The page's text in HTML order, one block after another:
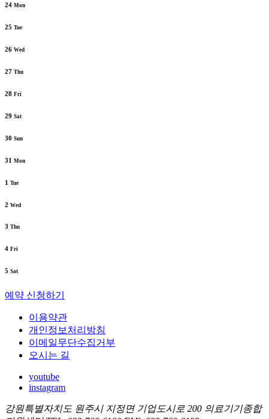
24 Mon
25 Tue
26 Wed
27 Thu
28 Fri
29 Sat
30 Sun
31 Mon
1 Tue
2 Wed
3 Thu
4 Fri
5 Sat
예약 신청하기
이용약관
개인정보처리방침
이메일무단수집거부
오시는 길
youtube
instagram
강원특별자치도 원주시 지정면 기업도시로 200 의료기기종합